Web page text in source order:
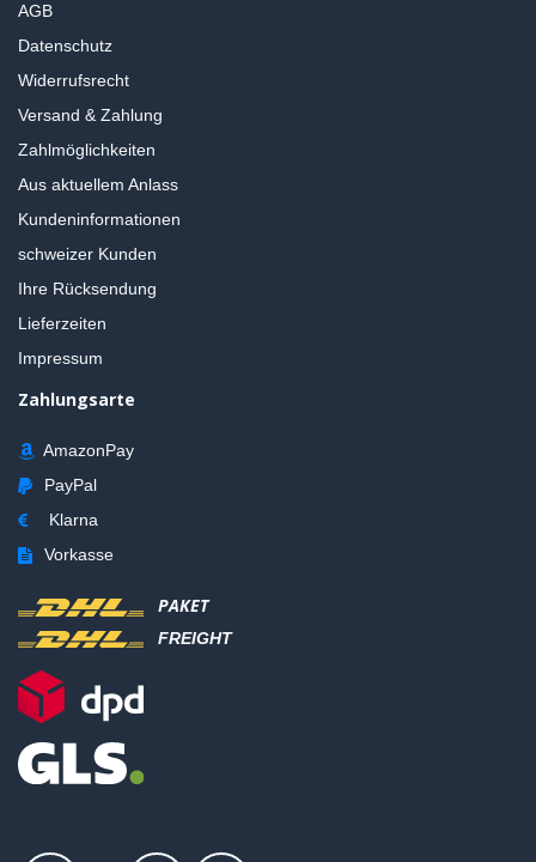
AGB
Datenschutz
Widerrufsrecht
Versand & Zahlung
Zahlmöglichkeiten
Aus aktuellem Anlass
Kundeninformationen
schweizer Kunden
Ihre Rücksendung
Lieferzeiten
Impressum
Zahlungsarte
AmazonPay
PayPal
Klarna
Vorkasse
PAKET
FREIGHT